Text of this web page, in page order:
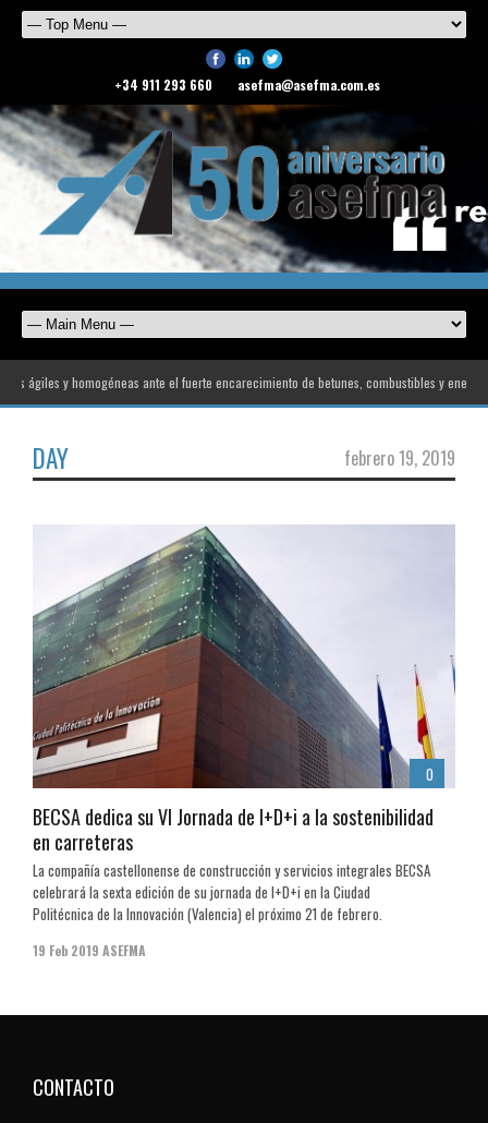
+34 911 293 660 asefma@asefma.com.es
ágiles y homogéneas ante el fuerte encarecimiento de betunes, combustibles y energía
DAY febrero 19, 2019
0
BECSA dedica su VI Jornada de I+D+i a la sostenibilidad
en carreteras
La compañía castellonense de construcción y servicios integrales BECSA
celebrará la sexta edición de su jornada de I+D+i en la Ciudad
Politécnica de la Innovación (Valencia) el próximo 21 de febrero.
19 Feb 2019 ASEFMA
CONTACTO